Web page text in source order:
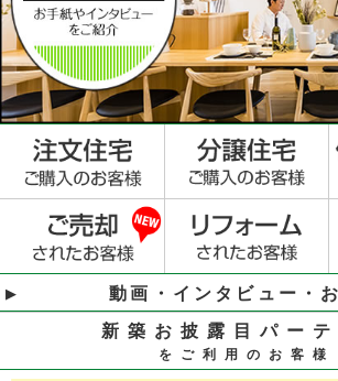
動画・インタビュー・
新築お披露目パーテ
をご利用のお客様